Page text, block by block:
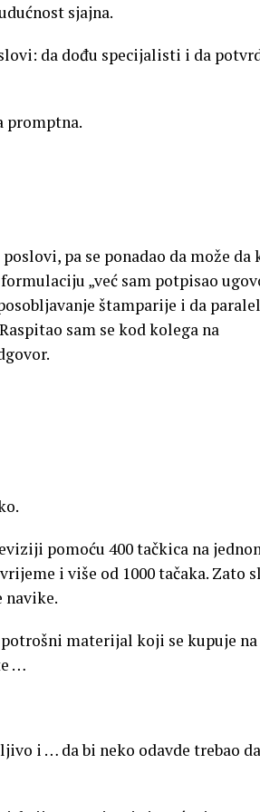
sjajna.
da dođu specijalisti i da
promptna.
pa se ponadao da može da
„već sam potpisao
štamparije i da
sam se kod kolega na
pomoću 400 tačkica na
i više od 1000 tačaka. Zato
navike.
materijal koji se kupuje na
…
i … da bi neko odavde trebao da